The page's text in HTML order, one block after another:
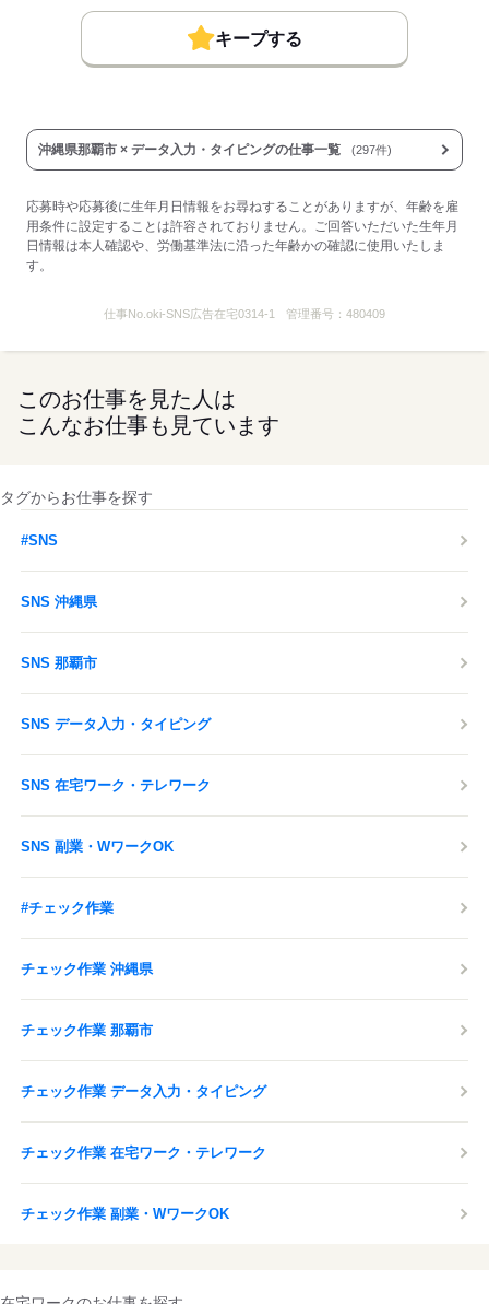
週1日～／１日３h～／短期
プライベートとの両立も
短期・週1～働く枠は
募集人数に制限がある為、
お早めに！！
＝＝＝＝＝＝＝＝
お気軽にご連絡下さい（＾＾）
キープする
沖縄県那覇市 × データ入力・タイピングの仕事一覧 (297件)
応募時や応募後に生年月日情報をお尋ねすることがありますが、年齢を雇
用条件に設定することは許容されておりません。ご回答いただいた生年月
日情報は本人確認や、労働基準法に沿った年齢かの確認に使用いたしま
す。
仕事No.oki-SNS広告在宅0314-1 管理番号： 480409
このお仕事を見た人は
こんなお仕事も見ています
タグからお仕事を探す
#SNS
SNS 沖縄県
SNS 那覇市
SNS データ入力・タイピング
SNS 在宅ワーク・テレワーク
SNS 副業・WワークOK
#チェック作業
チェック作業 沖縄県
チェック作業 那覇市
チェック作業 データ入力・タイピング
チェック作業 在宅ワーク・テレワーク
チェック作業 副業・WワークOK